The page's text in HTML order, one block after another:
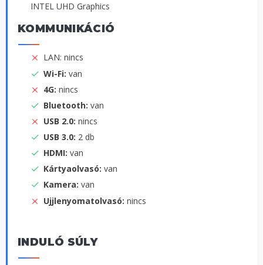
INTEL UHD Graphics
KOMMUNIKÁCIÓ
LAN: nincs
Wi-Fi: van
4G: nincs
Bluetooth: van
USB 2.0: nincs
USB 3.0: 2 db
HDMI: van
Kártyaolvasó: van
Kamera: van
Ujjlenyomatolvasó: nincs
INDULÓ SÚLY